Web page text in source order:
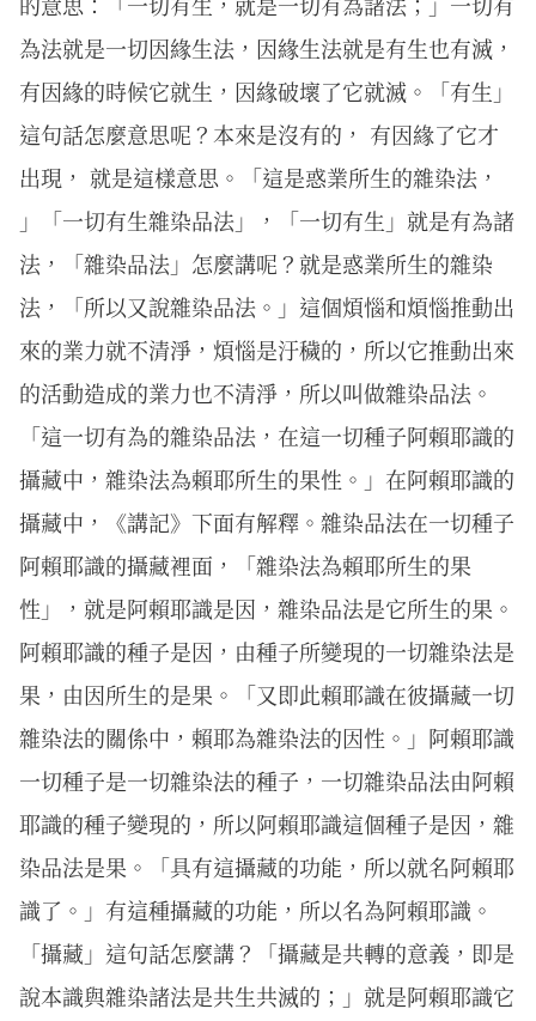
為法就是一切因緣生法，因緣生法就是有生也有滅，
有因緣的時候它就生，因緣破壞了它就滅。「有生」
這句話怎麼意思呢？本來是沒有的， 有因緣了它才
出現， 就是這樣意思。「這是惑業所生的雜染法，
」「一切有生雜染品法」，「一切有生」就是有為諸
法，「雜染品法」怎麼講呢？就是惑業所生的雜染
法，「所以又說雜染品法。」這個煩惱和煩惱推動出
來的業力就不清淨，煩惱是汙穢的，所以它推動出來
的活動造成的業力也不清淨，所以叫做雜染品法。
「這一切有為的雜染品法，在這一切種子阿賴耶識的
攝藏中，雜染法為賴耶所生的果性。」在阿賴耶識的
攝藏中，《講記》下面有解釋。雜染品法在一切種子
阿賴耶識的攝藏裡面，「雜染法為賴耶所生的果
性」，就是阿賴耶識是因，雜染品法是它所生的果。
阿賴耶識的種子是因，由種子所變現的一切雜染法是
果，由因所生的是果。「又即此賴耶識在彼攝藏一切
雜染法的關係中，賴耶為雜染法的因性。」阿賴耶識
一切種子是一切雜染法的種子，一切雜染品法由阿賴
耶識的種子變現的，所以阿賴耶識這個種子是因，雜
染品法是果。「具有這攝藏的功能，所以就名阿賴耶
識了。」有這種攝藏的功能，所以名為阿賴耶識。
「攝藏」這句話怎麼講？「攝藏是共轉的意義，即是
說本識與雜染諸法是共生共滅的；」就是阿賴耶識它